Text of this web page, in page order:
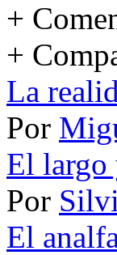
+
+
La
Por
El largo
Por
El